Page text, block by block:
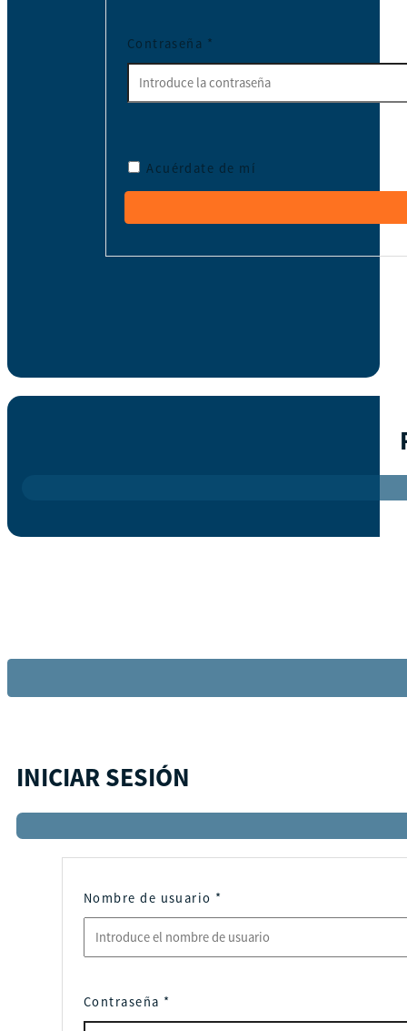
Contraseña *
Acuérdate de mí
INICIAR SESIÓN
Nombre de usuario *
Contraseña *